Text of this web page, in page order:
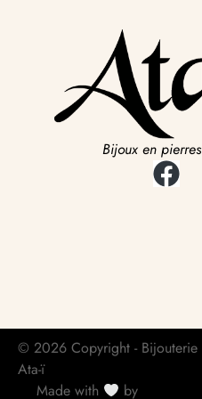
Bijoux en
© 2026 Copyright - Bijouterie
Ata-ï
Made with
by